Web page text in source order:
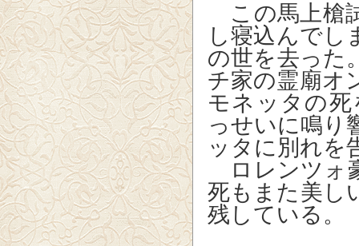
この馬上槍
し寝込んでし
の世を去った
チ家の霊廟オ
モネッタの
っせいに鳴り
ッタに別れを
ロレンツォ
死もまた美し
残している。